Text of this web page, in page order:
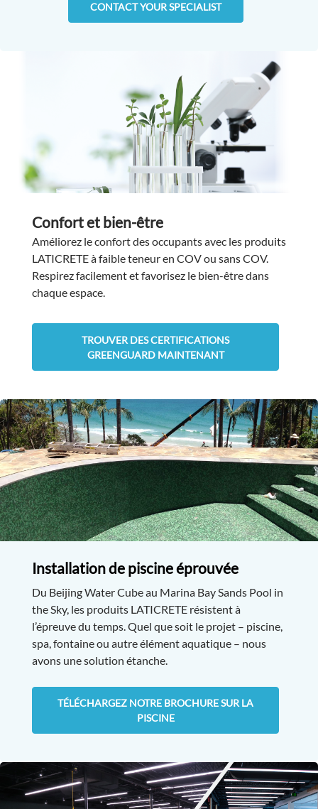
CONTACT YOUR SPECIALIST
Confort et bien-être
Améliorez le confort des occupants avec les produits
LATICRETE à faible teneur en COV ou sans COV.
Respirez facilement et favorisez le bien-être dans
chaque espace.
TROUVER DES CERTIFICATIONS
GREENGUARD MAINTENANT
Installation de piscine éprouvée
Du Beijing Water Cube au Marina Bay Sands Pool in
the Sky, les produits LATICRETE résistent à
l’épreuve du temps. Quel que soit le projet – piscine,
spa, fontaine ou autre élément aquatique – nous
avons une solution étanche.
TÉLÉCHARGEZ NOTRE BROCHURE SUR LA
PISCINE